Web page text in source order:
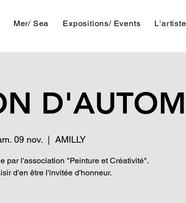
Mer/ Sea Expositions/ Events L'artiste
09 nov.
  |
AMILLY
par l'association "Peinture et Créativité".
d'en être l'invitée d'honneur.